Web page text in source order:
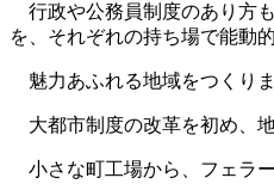
行政や公務員制度のあり方
を、それぞれの持ち場で能動
魅力あふれる地域をつくり
大都市制度の改革を初め、
小さな町工場から、フェラ